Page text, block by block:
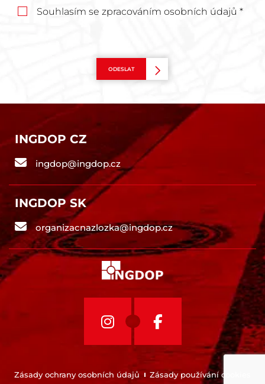
Souhlasím se zpracováním osobních údajů *
ODESLAT
INGDOP CZ
ingdop@ingdop.cz
Zásady ochrany osobních údajů Zásady používání cookies
INGDOP SK
organizacnazlozka@ingdop.cz